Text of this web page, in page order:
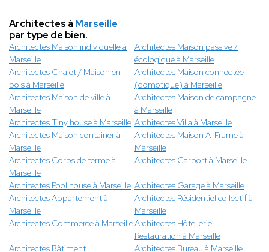
Architectes à Marseille
par type de bien.
Architectes Maison individuelle à
Marseille
Architectes Maison passive /
écologique à Marseille
Architectes Chalet / Maison en
bois à Marseille
Architectes Maison connectée
(domotique) à Marseille
Architectes Maison de ville à
Marseille
Architectes Maison de campagne
à Marseille
Architectes Tiny house à Marseille Architectes Villa à Marseille
Architectes Maison container à
Marseille
Architectes Maison A-Frame à
Marseille
Architectes Corps de ferme à
Marseille
Architectes Carport à Marseille
Architectes Pool house à Marseille Architectes Garage à Marseille
Architectes Appartement à
Marseille
Architectes Résidentiel collectif à
Marseille
Architectes Commerce à MarseilleArchitectes Hôtellerie -
Restauration à Marseille
Architectes Bâtiment
Architectes Bureau à Marseille